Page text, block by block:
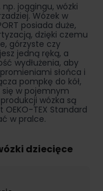
joggingu, wózki
Wózek w
posiada duże,
dzięki czemu
górzyste czy
jedną ręką, a
wydłużenia, aby
słońca i
pompkę do kół,
w pojemnym
wózka są
TEX Standard
w pralce.
dziecięce